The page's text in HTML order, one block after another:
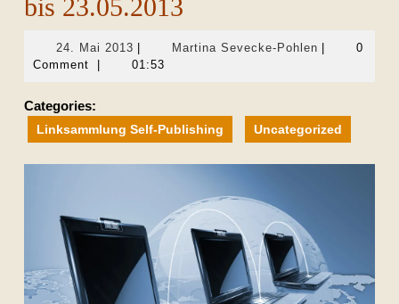
bis 23.05.2013
24. Mai 2013 24.
Mai
Martina Sevecke-PohlenMartina
0
Comment
01:53
Categories:
Linksammlung Self-Publishing Uncategorized